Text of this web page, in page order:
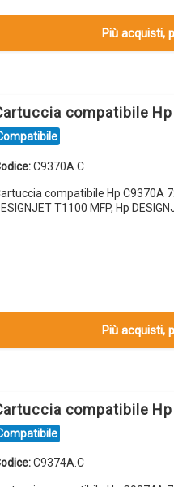
Più acquisti,
compatibile Hp
C9370A.C
compatibile Hp C9370A
T1100 MFP, Hp
Più acquisti,
compatibile Hp
C9374A.C